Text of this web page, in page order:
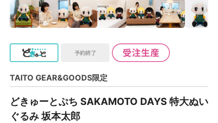
どきゅーとぷち SAKAMOTO DAYS 特大ぬい
ぐるみ 坂本太郎
TAITO GEAR&GOODS限定